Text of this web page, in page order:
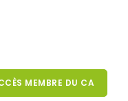
MEMBRE DU CA